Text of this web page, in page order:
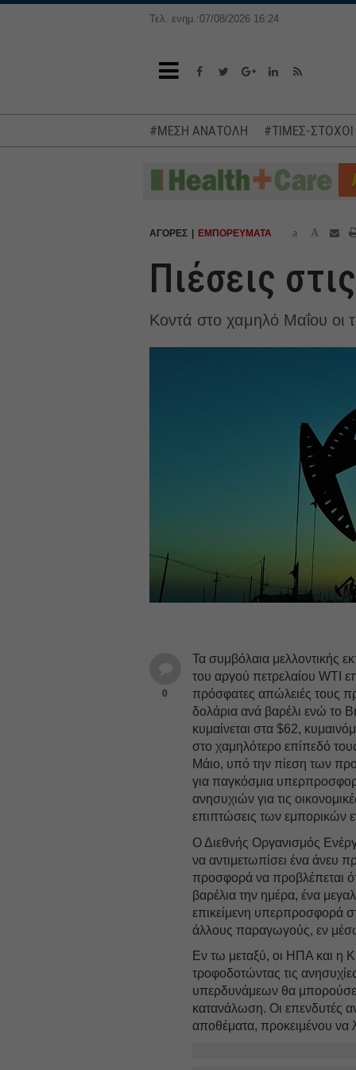
Τελ. ενημ.:07/08/2026 16:24
#ΜΕΣΗ ΑΝΑΤΟΛΗ #ΤΙΜΕΣ-
ΑΓΟΡΕΣ ΕΜΠΟΡΕΥΜΑΤΑ a A
Πιέσεις
Κοντά στο χαμηλό Μαΐου οι
0
Τα συμβόλαια μελλοντικής
του αργού πετρελαίου WTI
πρόσφατες απώλειές τους
δολάρια ανά βαρέλι ενώ το
κυμαίνεται στα $62,
στο χαμηλότερο επίπεδό
Μάιο, υπό την πίεση των
για παγκόσμια
ανησυχιών για τις
επιπτώσεις των εμπορικών
Ο Διεθνής Οργανισμός
να αντιμετωπίσει ένα άνευ
προσφορά να προβλέπεται
βαρέλια την ημέρα, ένα
επικείμενη υπερπροσφορά
άλλους παραγωγούς, εν
Εν τω μεταξύ, οι ΗΠΑ και η
τροφοδοτώντας τις
υπερδυνάμεων θα μπορούσε
κατανάλωση. Οι επενδυτές
αποθέματα, προκειμένου να